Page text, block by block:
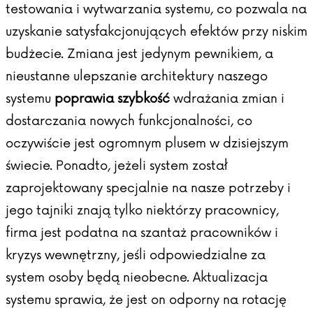
testowania i wytwarzania systemu, co pozwala na
uzyskanie satysfakcjonujących efektów przy niskim
budżecie. Zmiana jest jedynym pewnikiem, a
nieustanne ulepszanie architektury naszego
systemu poprawia szybkość wdrażania zmian i
dostarczania nowych funkcjonalności, co
oczywiście jest ogromnym plusem w dzisiejszym
świecie. Ponadto, jeżeli system został
zaprojektowany specjalnie na nasze potrzeby i
jego tajniki znają tylko niektórzy pracownicy,
firma jest podatna na szantaż pracowników i
kryzys wewnętrzny, jeśli odpowiedzialne za
system osoby będą nieobecne. Aktualizacja
systemu sprawia, że jest on odporny na rotację